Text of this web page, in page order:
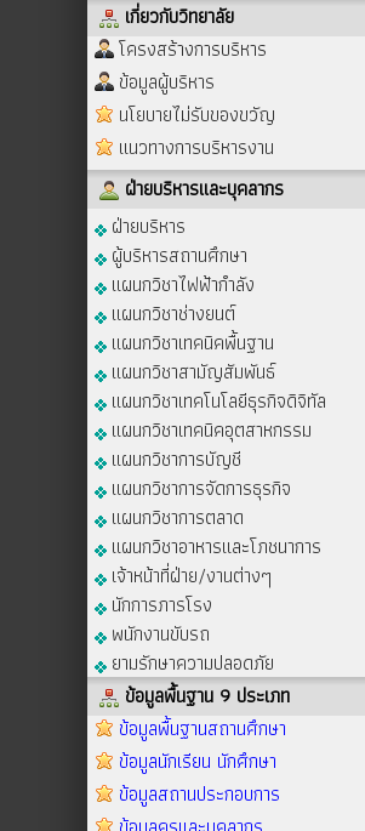
เกี่ยวกับวิทยาลัย
โครงสร้างการบริหาร
ข้อมูลผู้บริหาร
นโยบายไม่รับของขวัญ
แนวทางการบริหารงาน
ฝ่ายบริหารและบุคลากร
ฝ่ายบริหาร
ผู้บริหารสถานศึกษา
แผนกวิชาไฟฟ้ากำลัง
แผนกวิชาช่างยนต์
แผนกวิชาเทคนิคพื้นฐาน
แผนกวิชาสามัญสัมพันธ์
แผนกวิชาเทคโนโลยีธุรกิจดิจิทัล
แผนกวิชาเทคนิคอุตสาหกรรม
แผนกวิชาการบัญชี
แผนกวิชาการจัดการธุรกิจ
แผนกวิชาการตลาด
แผนกวิชาอาหารและโภชนาการ
เจ้าหน้าที่ฝ่าย/งานต่างๆ
นักการภารโรง
พนักงานขับรถ
ยามรักษาความปลอดภัย
ข้อมูลพื้นฐาน 9 ประเภท
ข้อมูลพื้นฐานสถานศึกษา
ข้อมูลนักเรียน นักศึกษา
ข้อมูลสถานประกอบการ